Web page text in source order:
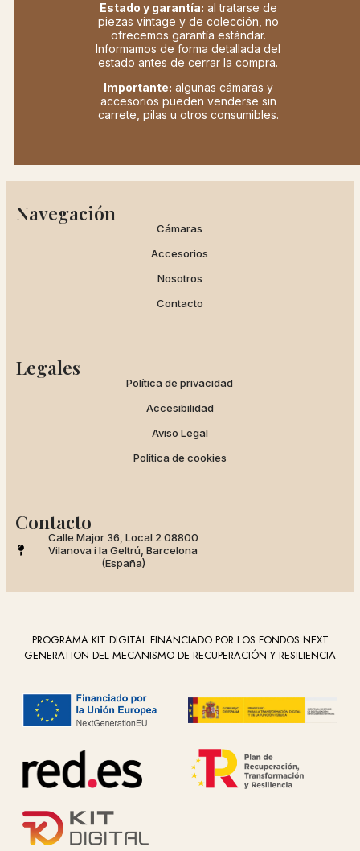
Estado y garantía: al tratarse de
piezas vintage y de colección, no
ofrecemos garantía estándar.
Informamos de forma detallada del
estado antes de cerrar la compra.
Importante: algunas cámaras y
accesorios pueden venderse sin
carrete, pilas u otros consumibles.
Navegación
Cámaras
Accesorios
Nosotros
Contacto
Legales
Política de privacidad
Accesibilidad
Aviso Legal
Política de cookies
Contacto
Calle Major 36, Local 2 08800
Vilanova i la Geltrú, Barcelona
(España)
PROGRAMA KIT DIGITAL FINANCIADO POR LOS FONDOS NEXT
GENERATION DEL MECANISMO DE RECUPERACIÓN Y RESILIENCIA